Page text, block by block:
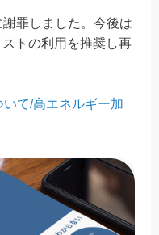
罪しました。今後は
トの利用を推奨し再
て/高エネルギー加